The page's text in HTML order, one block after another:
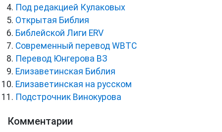
Под редакцией Кулаковых
Открытая Библия
Библейской Лиги ERV
Cовременный перевод WBTC
Перевод Юнгерова ВЗ
Елизаветинская Библия
Елизаветинская на русском
Подстрочник Винокурова
Комментарии